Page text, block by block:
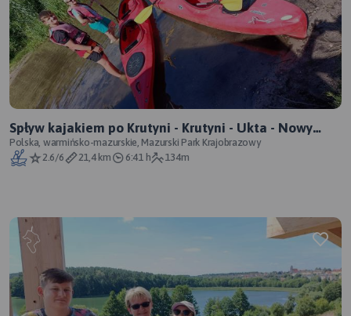
Spływ kajakiem po Krutyni - Krutyni - Ukta - Nowy
Most
Polska, warmińsko-mazurskie, Mazurski Park Krajobrazowy
2.6/6
21,4 km 6:41 h 134m